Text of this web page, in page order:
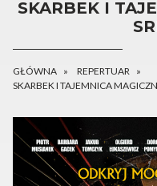
SKARBEK I
GŁÓWNA
REPERTUAR
SKARBEK I TAJEMNICA